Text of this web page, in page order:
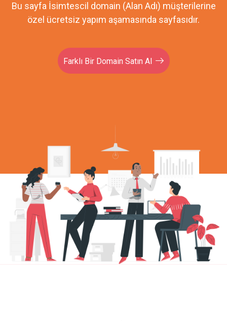
Bu sayfa İsimtescil domain (Alan Adı) müşterilerine
özel ücretsiz yapım aşamasında sayfasıdır.
Farklı Bir Domain Satın Al